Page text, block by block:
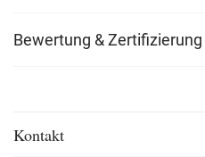
Bewertung & Zertifizierung
Kontakt